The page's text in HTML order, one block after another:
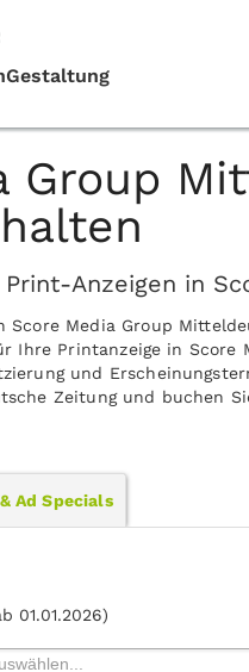
Group
Anzeigen in
Media Group
Ihre Printanzeige in Score
und
Zeitung und buchen
Ad Specials
01.01.2026)